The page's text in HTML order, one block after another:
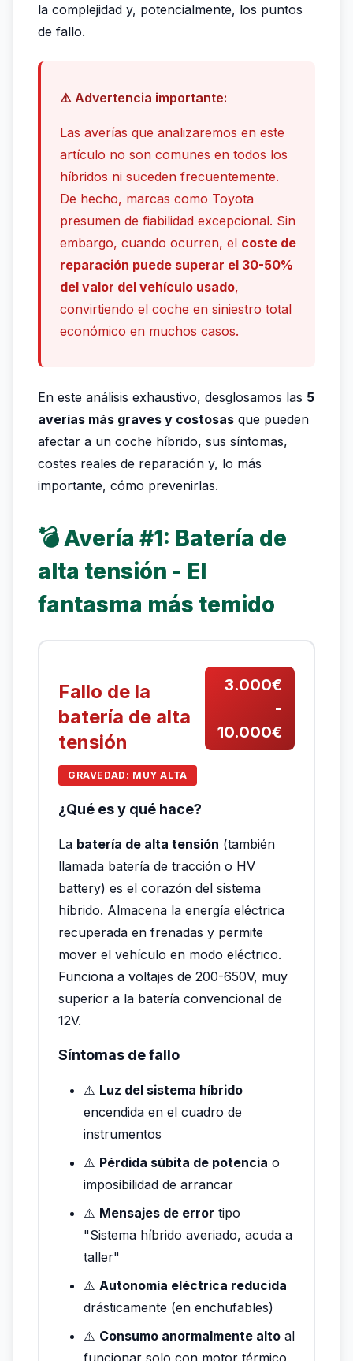
la complejidad y, potencialmente, los puntos
de fallo.
⚠️ Advertencia importante:
Las averías que analizaremos en este
artículo no son comunes en todos los
híbridos ni suceden frecuentemente.
De hecho, marcas como Toyota
presumen de fiabilidad excepcional. Sin
embargo, cuando ocurren, el coste de
reparación puede superar el 30-50%
del valor del vehículo usado,
convirtiendo el coche en siniestro total
económico en muchos casos.
En este análisis exhaustivo, desglosamos las 5
averías más graves y costosas que pueden
afectar a un coche híbrido, sus síntomas,
costes reales de reparación y, lo más
importante, cómo prevenirlas.
💣 Avería #1: Batería de
alta tensión - El
fantasma más temido
Fallo de la
batería de alta
tensión
GRAVEDAD: MUY ALTA
3.000€
-
10.000€
¿Qué es y qué hace?
La batería de alta tensión (también
llamada batería de tracción o HV
battery) es el corazón del sistema
híbrido. Almacena la energía eléctrica
recuperada en frenadas y permite
mover el vehículo en modo eléctrico.
Funciona a voltajes de 200-650V, muy
superior a la batería convencional de
12V.
Síntomas de fallo
⚠️ Luz del sistema híbrido
encendida en el cuadro de
instrumentos
⚠️ Pérdida súbita de potencia o
imposibilidad de arrancar
⚠️ Mensajes de error tipo
"Sistema híbrido averiado, acuda a
taller"
⚠️ Autonomía eléctrica reducida
drásticamente (en enchufables)
⚠️ Consumo anormalmente alto al
funcionar solo con motor térmico